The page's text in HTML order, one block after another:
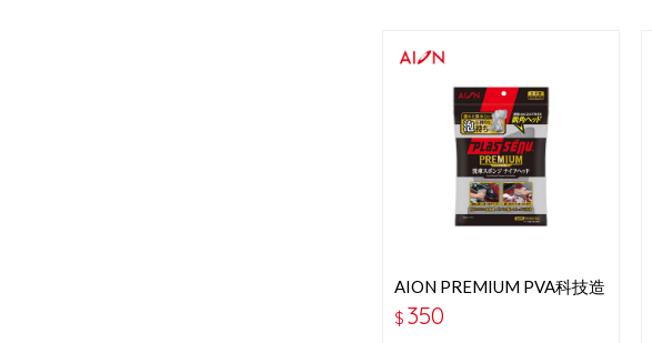
AION PREMIUM PVA科技造
型洗車綿 714-GY
$ 350